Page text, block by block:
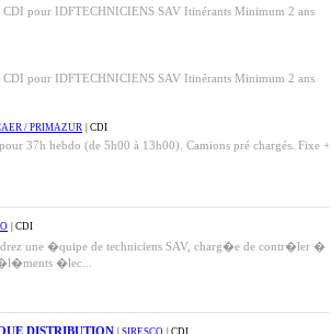
CDI pour IDFTECHNICIENS SAV Itinérants Minimum 2 ans
CDI pour IDFTECHNICIENS SAV Itinérants Minimum 2 ans
/ PRIMAZUR | CDI
37h hebdo (de 5h00 à 13h00). Camions pré chargés. Fixe +
| CDI
une �quipe de techniciens SAV, charg�e de contr�ler �
�l�ments �lec...
DISTRIBUTION SIRESCO | CDI